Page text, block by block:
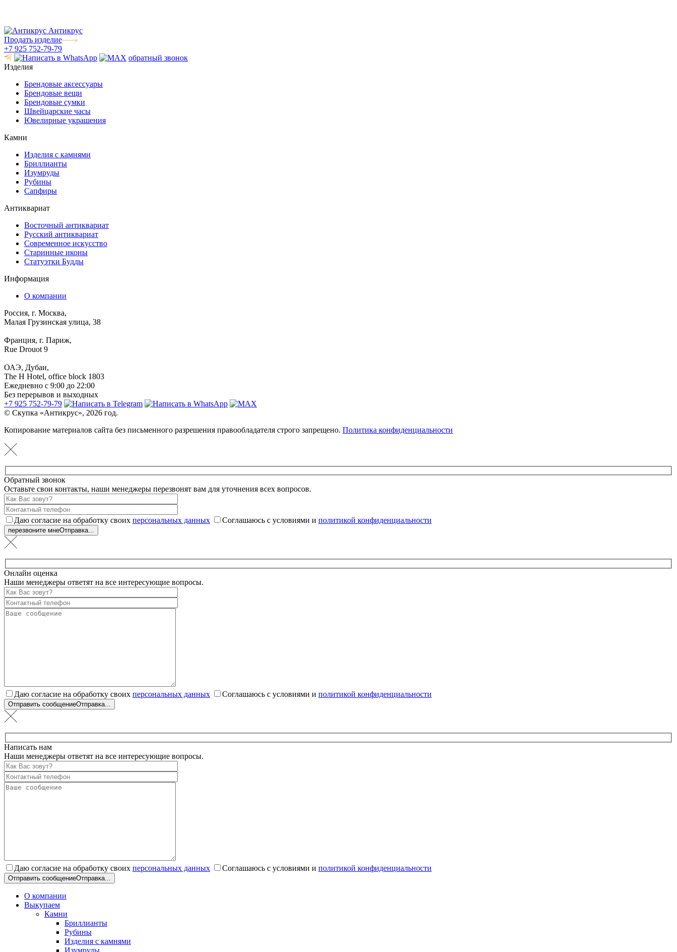
Антикрус
Продать изделие
+7 925 752-79-79
обратный звонок
Изделия
Брендовые аксессуары
Брендовые вещи
Брендовые сумки
Швейцарские часы
Ювелирные украшения
Камни
Изделия с камнями
Бриллианты
Изумруды
Рубины
Сапфиры
Антиквариат
Восточный антиквариат
Русский антиквариат
Современное искусство
Старинные иконы
Статуэтки Будды
Информация
О компании
Россия, г. Москва,
Малая Грузинская улица, 38
Франция, г. Париж,
Rue Drouot 9
ОАЭ, Дубаи,
The H Hotel, office block 1803
Ежедневно с 9:00 до 22:00
Без перерывов и выходных
+7 925 752-79-79
© Скупка «Антикрус», 2026 год.
Копирование материалов сайта без письменного разрешения правообладателя строго запрещено. Политика конфиденциальности
Обратный звонок
Оставьте свои контакты, наши менеджеры перезвонят вам для уточнения всех вопросов.
Даю согласие на обработку своих персональных данных Соглашаюсь с условиями и политикой конфиденциальности
перезвоните мнеОтправка...
Онлайн оценка
Наши менеджеры ответят на все интересующие вопросы.
Даю согласие на обработку своих персональных данных Соглашаюсь с условиями и политикой конфиденциальности
Отправить сообщениеОтправка...
Написать нам
Наши менеджеры ответят на все интересующие вопросы.
Даю согласие на обработку своих персональных данных Соглашаюсь с условиями и политикой конфиденциальности
Отправить сообщениеОтправка...
О компании
Выкупаем
Камни
Бриллианты
Рубины
Изделия с камнями
Изумруды